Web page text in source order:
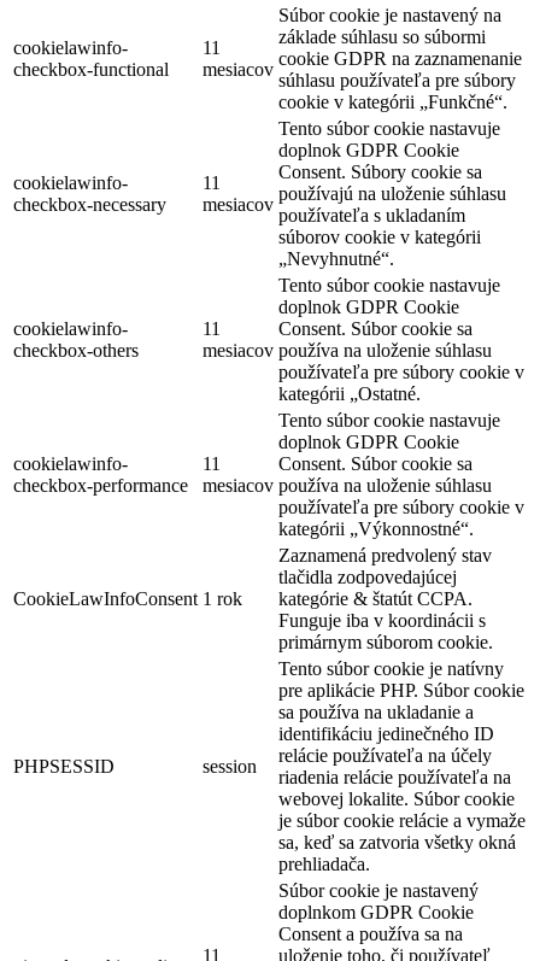
cookielawinfo-
checkbox-functional
11
mesiacov
Súbor cookie je nastavený na
základe súhlasu so súbormi
cookie GDPR na zaznamenanie
súhlasu používateľa pre súbory
cookie v kategórii „Funkčné“.
cookielawinfo-
checkbox-necessary
11
mesiacov
Tento súbor cookie nastavuje
doplnok GDPR Cookie
Consent. Súbory cookie sa
používajú na uloženie súhlasu
používateľa s ukladaním
súborov cookie v kategórii
„Nevyhnutné“.
cookielawinfo-
checkbox-others
11
mesiacov
Tento súbor cookie nastavuje
doplnok GDPR Cookie
Consent. Súbor cookie sa
používa na uloženie súhlasu
používateľa pre súbory cookie v
kategórii „Ostatné.
cookielawinfo-
checkbox-performance
11
mesiacov
Tento súbor cookie nastavuje
doplnok GDPR Cookie
Consent. Súbor cookie sa
používa na uloženie súhlasu
používateľa pre súbory cookie v
kategórii „Výkonnostné“.
CookieLawInfoConsent 1 rok
Zaznamená predvolený stav
tlačidla zodpovedajúcej
kategórie & štatút CCPA.
Funguje iba v koordinácii s
primárnym súborom cookie.
PHPSESSID session
Tento súbor cookie je natívny
pre aplikácie PHP. Súbor cookie
sa používa na ukladanie a
identifikáciu jedinečného ID
relácie používateľa na účely
riadenia relácie používateľa na
webovej lokalite. Súbor cookie
je súbor cookie relácie a vymaže
sa, keď sa zatvoria všetky okná
prehliadača.
11
Súbor cookie je nastavený
doplnkom GDPR Cookie
Consent a používa sa na
uloženie toho, či používateľ